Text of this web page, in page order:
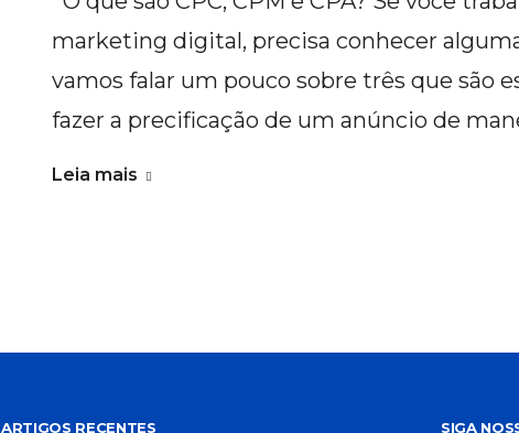
marketing digital, precisa conhecer
vamos falar um pouco sobre três que são
fazer a precificação de um anúncio de
Leia mais
ARTIGOS RECENTES SIGA